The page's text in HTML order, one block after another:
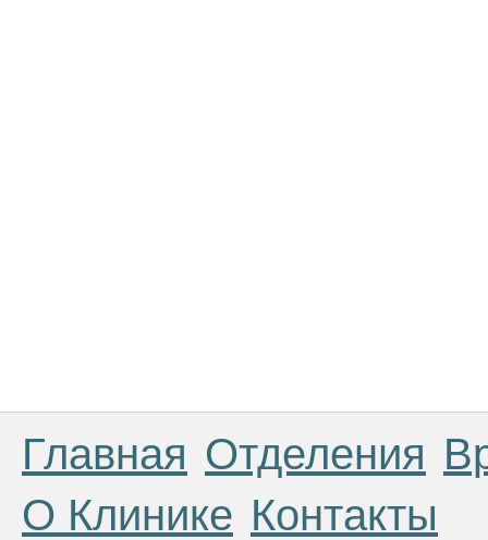
Главная Отделения
О Клинике Контакты